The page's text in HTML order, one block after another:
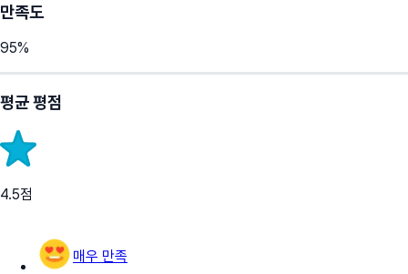
만족도
95%
평균 평점
4.5점
매우 만족